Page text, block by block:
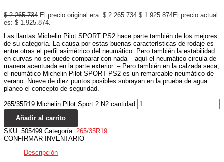
$2.265.734 El precio original era: $ 2.265.734. $ 1.925.874El precio actual
es: $ 1.925.874.
Las llantas Michelin Pilot SPORT PS2 hace parte también de los mejores
de su categoría. La causa por estas buenas características de rodaje es
entre otras el perfil asimétrico del neumático. Pero también la estabilidad
en curvas no se puede comparar con nada – aquí el neumático circula de
manera acentuada en la parte exterior. – Pero también en la calzada seca,
el neumático Michelin Pilot SPORT PS2 es un remarcable neumático de
verano. Nueve de diez puntos posibles subrayan en la prueba de agua
planeo el concepto de seguridad.
265/35R19 Michelin Pilot Sport 2 N2 cantidad
Añadir al carrito
SKU: 505499 Categoría: 265/35R19
CONFIRMAR INVENTARIO
Descripción